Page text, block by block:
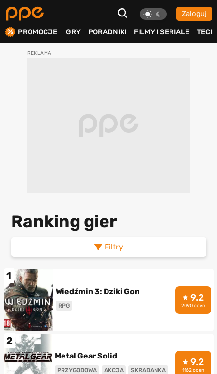
Zaloguj
PROMOCJE GRY PORADNIKI FILMY I SERIALE TECH
Ranking gier
Filtry
1
Wiedźmin 3: Dziki Gon
RPG
9.2
2090 ocen
2
Metal Gear Solid
PRZYGODOWA AKCJA SKRADANKA
9.2
1162 ocen